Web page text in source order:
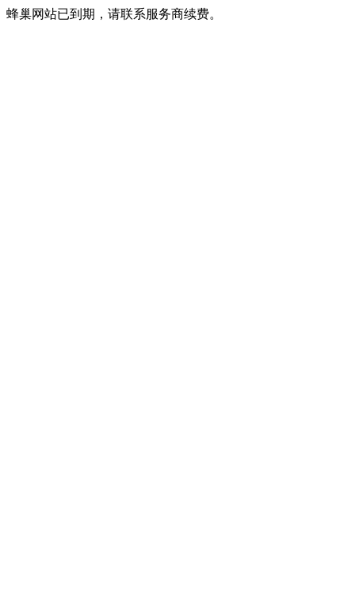
蜂巢网站已到期，请联系服务商续费。